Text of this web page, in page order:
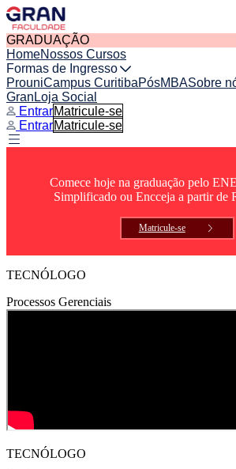
GRADUAÇÃO
HomeNossos Cursos
Formas de Ingresso
ProuniCampus CuritibaPósMBASobre
Gran Loja Social
EntrarMatricule-se
EntrarMatricule-se
Comece hoje na graduação pelo
Simplificado ou Encceja a partir de
Matricule-se
TECNÓLOGO
Processos Gerenciais
TECNÓLOGO